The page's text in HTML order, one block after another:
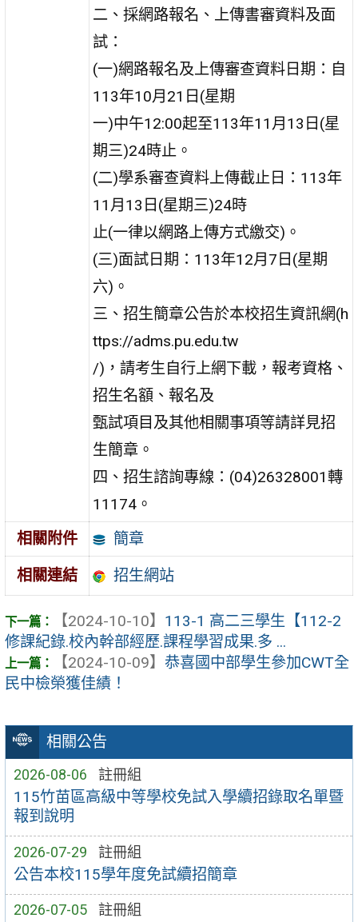
相關公告
2026-08-06 註冊組
115竹苗區高級中等學校免試入學續招錄取名單暨
報到說明
2026-07-29 註冊組
公告本校115學年度免試續招簡章
2026-07-05 註冊組
二、採網路報名、上傳書審資料及面
試：
(一)網路報名及上傳審查資料日期：自
113年10月21日(星期
一)中午12:00起至113年11月13日(星
期三)24時止。
(二)學系審查資料上傳截止日：113年
11月13日(星期三)24時
止(一律以網路上傳方式繳交)。
(三)面試日期：113年12月7日(星期
六)。
三、招生簡章公告於本校招生資訊網(h
ttps://adms.pu.edu.tw
/)，請考生自行上網下載，報考資格、
招生名額、報名及
甄試項目及其他相關事項等請詳見招
生簡章。
四、招生諮詢專線：(04)26328001轉
11174。
相關附件
簡章
相關連結 招生網站
【2024-10-10】 113-1 高二三學生【112-2
修課紀錄.校內幹部經歷.課程學習成果.多 ...
【2024-10-09】 恭喜國中部學生參加CWT全
民中檢榮獲佳績！